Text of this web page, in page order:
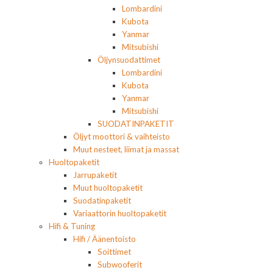
Lombardini
Kubota
Yanmar
Mitsubishi
Öljynsuodattimet
Lombardini
Kubota
Yanmar
Mitsubishi
SUODATINPAKETIT
Öljyt moottori & vaihteisto
Muut nesteet, liimat ja massat
Huoltopaketit
Jarrupaketit
Muut huoltopaketit
Suodatinpaketit
Variaattorin huoltopaketit
Hifi & Tuning
Hifi / Äänentoisto
Soittimet
Subwooferit